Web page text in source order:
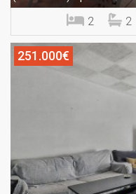
2 2
251.000€